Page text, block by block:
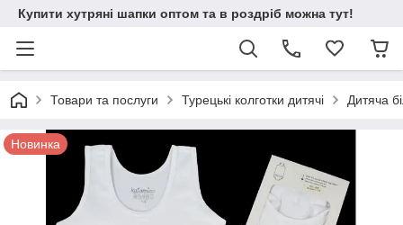
Купити хутряні шапки оптом та в роздріб можна тут!
Товари та послуги Турецькі колготки дитячі Дитяча
Новинка